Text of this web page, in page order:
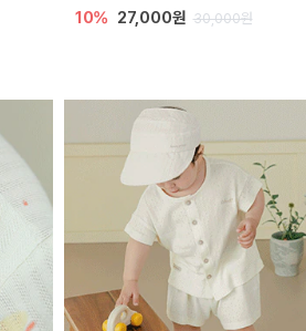
10% 27,000원 30,000원